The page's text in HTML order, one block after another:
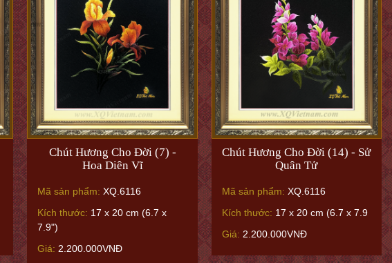
Chút Hương Cho Đời (7) -
Hoa Diên Vĩ
Mã sản phẩm: XQ.6116
Kích thước: 17 x 20 cm (6.7 x
7.9")
Giá: 2.200.000VNĐ
Chút Hương Cho Đời (14) - Sử
Quân Tử
Mã sản phẩm: XQ.6116
Kích thước: 17 x 20 cm (6.7 x 7.9
Giá: 2.200.000VNĐ